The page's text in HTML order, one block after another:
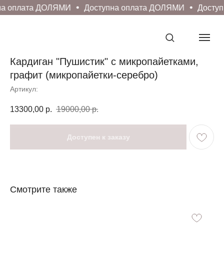
оплата ДОЛЯМИ Доступна оплата ДОЛЯМИ
Кардиган "Пушистик" с микропайетками,
графит (микропайетки-серебро)
Артикул:
13300,00 р. 19000,00 р.
Смотрите также